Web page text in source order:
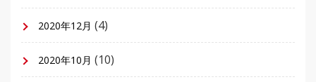
2020年12月 (4)
2020年10月 (10)